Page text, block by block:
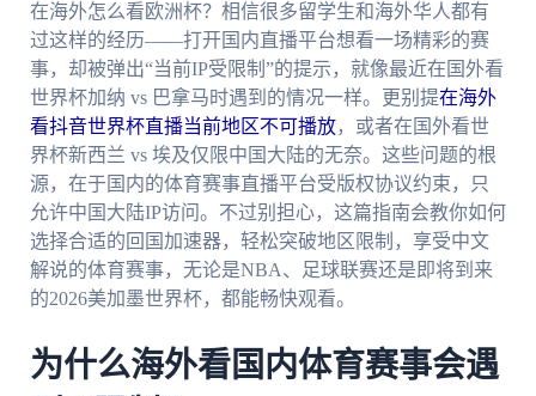
在海外怎么看欧洲杯？相信很多留学生和海外华人都有
过这样的经历——打开国内直播平台想看一场精彩的赛
事，却被弹出“当前IP受限制”的提示，就像最近在国外看
世界杯加纳 vs 巴拿马时遇到的情况一样。更别提在海外
看抖音世界杯直播当前地区不可播放，或者在国外看世
界杯新西兰 vs 埃及仅限中国大陆的无奈。这些问题的根
源，在于国内的体育赛事直播平台受版权协议约束，只
允许中国大陆IP访问。不过别担心，这篇指南会教你如何
选择合适的回国加速器，轻松突破地区限制，享受中文
解说的体育赛事，无论是NBA、足球联赛还是即将到来
的2026美加墨世界杯，都能畅快观看。
为什么海外看国内体育赛事会遇